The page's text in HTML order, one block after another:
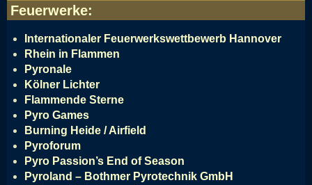
Feuerwerke:
Internationaler Feuerwerkswettbewerb Hannover
Rhein in Flammen
Pyronale
Kölner Lichter
Flammende Sterne
Pyro Games
Burning Heide / Airfield
Pyroforum
Pyro Passion’s End of Season
Pyroland – Bothmer Pyrotechnik GmbH